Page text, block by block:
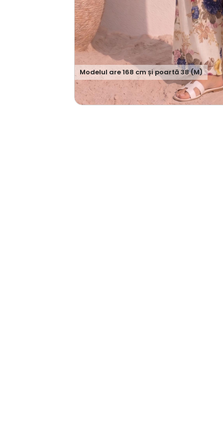
Modelul are168 cm și poartă38 (M)